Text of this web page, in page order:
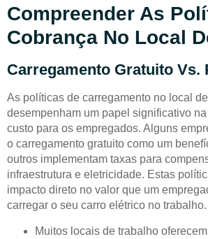
Compreender As
Cobrança No Local
Carregamento Gratuito Vs.
As políticas de carregamento no local
desempenham um papel significativo
custo para os empregados. Alguns
o carregamento gratuito como um
outros implementam taxas para
infraestrutura e eletricidade. Estas
impacto direto no valor que um
carregar o seu carro elétrico no trabalho.
Muitos locais de trabalho